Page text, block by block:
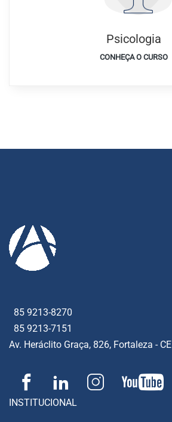
Psicologia
CONHEÇA O CURSO
85 9213-8270
85 9213-7151
Av. Heráclito Graça, 826, Fortaleza - CE
INSTITUCIONAL